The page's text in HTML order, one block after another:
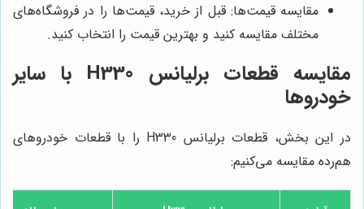
مقایسه قیمت‌ها: قبل از خرید، قیمت‌ها را در فروشگاه‌های
مختلف مقایسه کنید و بهترین قیمت را انتخاب کنید.
مقایسه قطعات برلیانس H330 با سایر
خودروها
در این بخش، قطعات برلیانس H330 را با قطعات خودروهای
هم‌رده مقایسه می‌کنیم: